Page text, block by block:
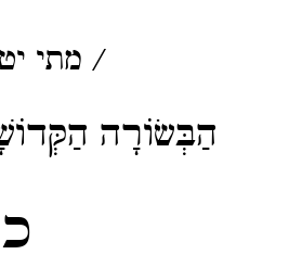
/ מתי יט
הַבְּשׂוֹרָה
כ